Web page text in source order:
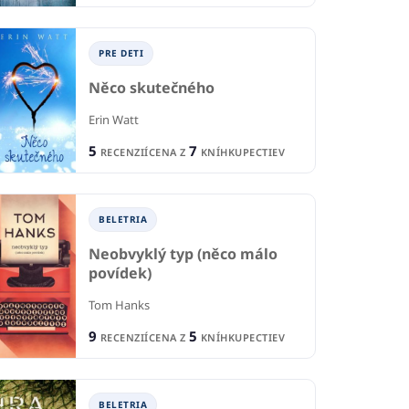
A MLÁDEŽ
Astrokocour:
vesmíru
PRE DETI A MLÁDEŽ
PRE DETI
Něco skutečného
Erin Watt
5 RECENZIÍCENA Z 7 KNÍHKUPECTIEV
BELETRIA
Neobvyklý typ (něco málo
povídek)
Tom Hanks
9 RECENZIÍCENA Z 5 KNÍHKUPECTIEV
BELETRIA